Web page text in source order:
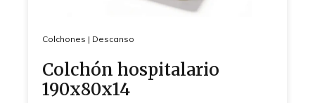
Colchones | Descanso
Colchón hospitalario
190x80x14